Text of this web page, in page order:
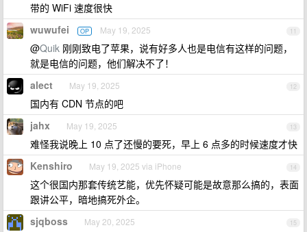
带的 WiFi 速度很快
11
wuwufei OP May 19, 2025
@Quik 刚刚致电了苹果，说有好多人也是电信有这样的问题，
就是电信的问题，他们解决不了！
12
alect May 19, 2025
国内有 CDN 节点的吧
13
jahx May 19, 2025
难怪我说晚上 10 点了还慢的要死，早上 6 点多的时候速度才快
14
Kenshiro May 19, 2025 via iPhone
这个很国内那套传统艺能，优先怀疑可能是故意那么搞的，表面
跟讲公平，暗地搞死外企。
15
sjqboss May 20, 2025